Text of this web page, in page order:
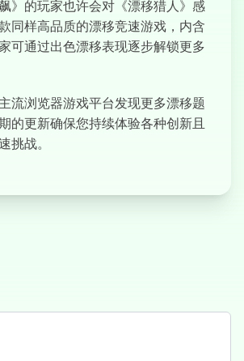
》的玩家也许会对《漂移猎人》感
同样高品质的漂移竞速游戏，内含
可通过出色漂移表现逐步解锁更多
流浏览器游戏平台发现更多漂移题
的更新确保您持续体验各种创新且
挑战。